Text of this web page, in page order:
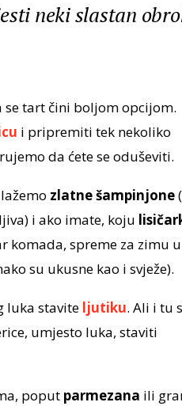
neki slastan
se tart čini boljom opcijom.
i pripremiti tek nekoliko
da ćete se oduševiti.
zlatne šampinjone
i ako imate, koju
komada, spreme za zimu u
su ukusne kao i svježe).
luka stavite ljutiku. Ali i tu
umjesto luka, staviti
poput parmezana ili